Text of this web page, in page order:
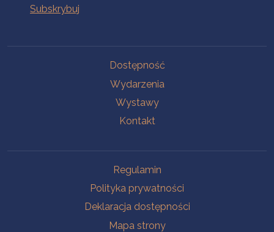
Dostępność
Wydarzenia
Wystawy
Kontakt
Regulamin
Polityka prywatności
Deklaracja dostępności
Mapa strony